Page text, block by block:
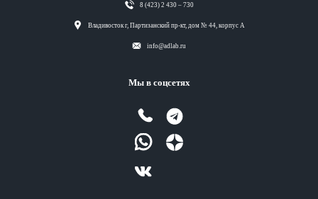
8 (423) 2 430 – 730
Владивосток г, Партизанский пр-кт, дом № 44, корпус А
info@adlab.ru
Мы в соцсетях